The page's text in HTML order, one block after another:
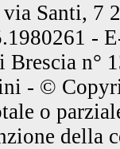
Santi, 7
-
n°
- ©
o
della